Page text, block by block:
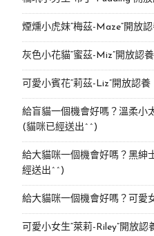
煙燻小虎妹“梅茲-Maze”開放
灰色小花貓“蜜茲-Miz”開放認養
可愛小賓花“莉茲-Liz”開放認養
給盲貓一個機會好嗎？溫柔小
(貓咪已經送出^^)
給大貓咪一個機會好嗎？黑紳
經送出^^)
給大貓咪一個機會好嗎？可愛
可愛小女生“萊莉-Riley”開放